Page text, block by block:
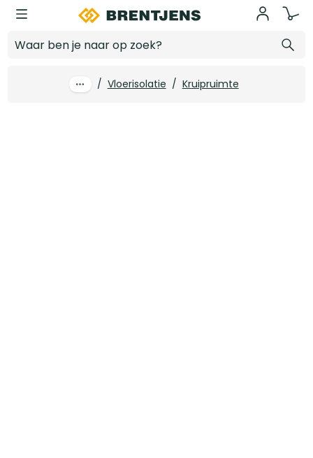
Ga naar hoofdinhoud
/ Vloerisolatie / Kruipruimte
Log in voor prijzen